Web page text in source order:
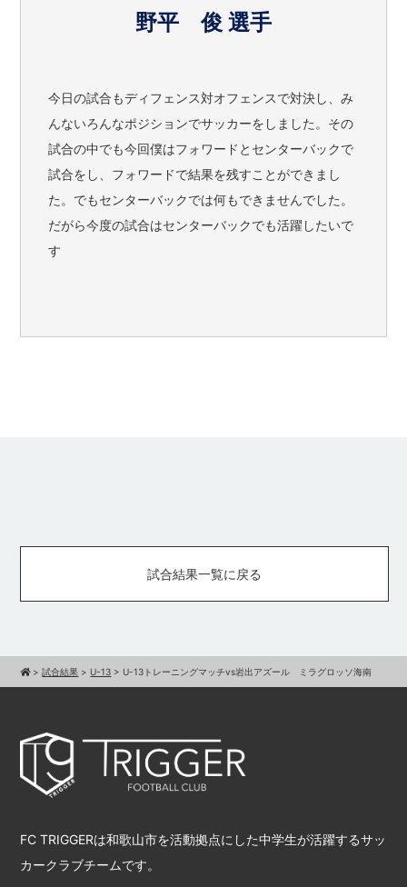
野平 俊 選手
今日の試合もディフェンス対オフェンスで対決し、み
んないろんなポジションでサッカーをしました。その
試合の中でも今回僕はフォワードとセンターバックで
試合をし、フォワードで結果を残すことができまし
た。でもセンターバックでは何もできませんでした。
だがら今度の試合はセンターバックでも活躍したいで
す
試合結果一覧に戻る
>試合結果 > U-13 > U-13トレーニングマッチvs岩出アズール ミラグロッソ海南
FC TRIGGERは和歌山市を活動拠点にした中学生が活躍するサッ
カークラブチームです。